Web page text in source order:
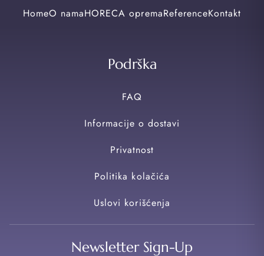
HomeO namaHORECA opremaReferenceKontakt
Podrška
FAQ
Informacije o dostavi
Privatnost
Politika kolačića
Uslovi korišćenja
Newsletter Sign-Up